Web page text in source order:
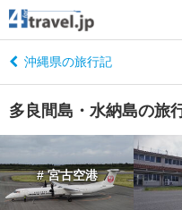
沖縄県の旅行記
多良間島・水納島の旅
# 宮古空港
沖
縄
へ